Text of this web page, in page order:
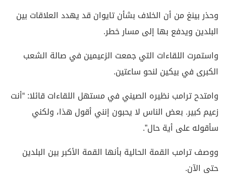
وحذر بينغ من أن الخلاف بشأن تايوان قد يهدد العلاقات بين
البلدين ويدفع بها إلى مسار خطر.
واستمرت اللقاءات التي جمعت الزعيمين في صالة الشعب
الكبرى في بيكين لنحو ساعتين.
وامتدح ترامب نظيره الصيني في مستهل اللقاءات قائلا: “أنت
زعيم كبير. بعض الناس لا يحبون إنني أقول هذا، ولكني
سأقوله على أية حال”.
ووصف ترامب القمة الحالية بأنها القمة الأكبر بين البلدين
حتى الآن.